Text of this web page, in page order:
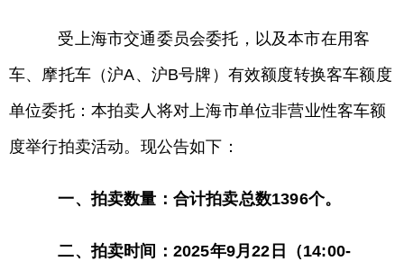
受上海市交通委员会委托，以及本市在用客
车、摩托车（沪A、沪B号牌）有效额度转换客车额度
单位委托：本拍卖人将对上海市单位非营业性客车额
度举行拍卖活动。现公告如下：
一、拍卖数量：合计拍卖总数1396个。
二、拍卖时间：2025年9月22日（14:00-